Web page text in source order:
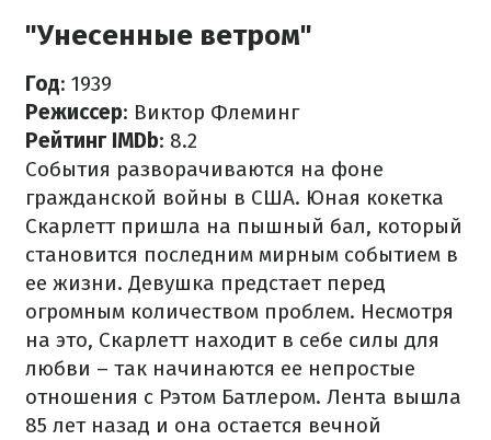
"Унесенные ветром"
Год: 1939
Режиссер: Виктор Флеминг
Рейтинг IMDb: 8.2
События разворачиваются на фоне
гражданской войны в США. Юная кокетка
Скарлетт пришла на пышный бал, который
становится последним мирным событием в
ее жизни. Девушка предстает перед
огромным количеством проблем. Несмотря
на это, Скарлетт находит в себе силы для
любви – так начинаются ее непростые
отношения с Рэтом Батлером. Лента вышла
85 лет назад и она остается вечной